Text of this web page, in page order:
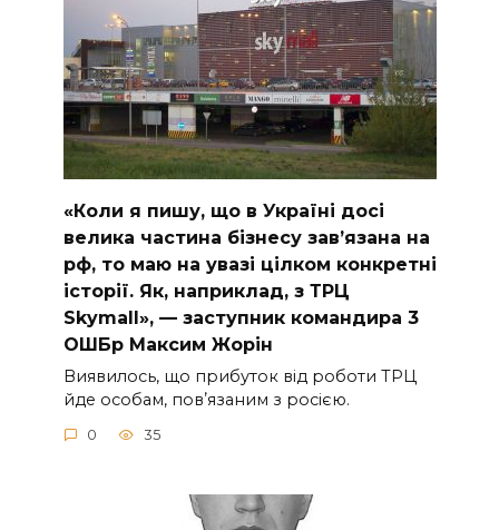
«Коли я пишу, що в Україні досі
велика частина бізнесу завʼязана на
рф, то маю на увазі цілком конкретні
історії. Як, наприклад, з ТРЦ
Skymall», — заступник командира 3
ОШБр Максим Жорін
Виявилось, що прибуток від роботи ТРЦ
йде особам, повʼязаним з росією.
0 35